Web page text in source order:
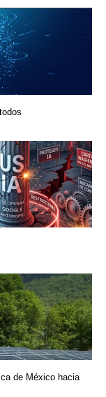
de México hacia